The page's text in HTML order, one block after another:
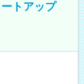
トアップ